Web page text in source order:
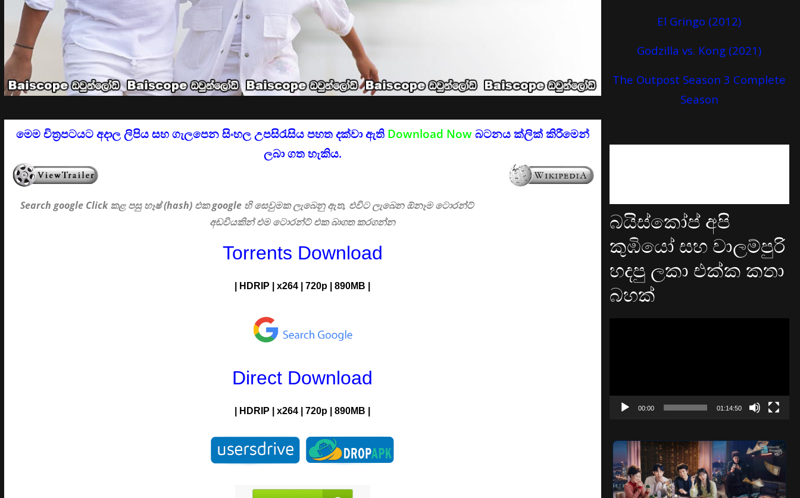
මෙම චිත්‍රපටයට අදාල ලිපිය සහ ගැලපෙන සිංහල උපසිරැසිය පහත දක්වා ඇති Download Nowබටනය ක්ලික් කිරීමෙන්
ලබා ගත හැකිය.
Search google Clickකළ පසු හෑෂ් (hash) එක google හි සෙවුමක ලැබෙනු ඇත, එවිට ලැබෙන ඕනෑම ටොරන්ට්
අඩවියකින් එම ටොරන්ට් එක බාගත කරගන්න
Torrents Download
| HDRIP | x264 | 720p | 890MB |
Direct Download
| HDRIP | x264 | 720p | 890MB |
El Gringo (2012)
Godzilla vs. Kong (2021)
The Outpost Season 3 Complete
Season
බයිස්කෝප් අපි
කුඹියෝ සහ වාලම්පුරි
හදපු ලකා එක්ක කතා
බහක්
00:00 01:14:50